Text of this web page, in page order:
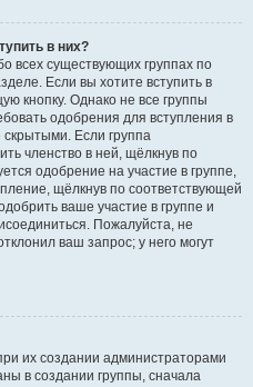
в них?
всех существующих группах по
Если вы хотите вступить в
кнопку. Однако не все группы
одобрения для вступления в
Если группа
членство в ней, щёлкнув по
одобрение на участие в группе,
щёлкнув по соответствующей
ваше участие в группе и
Пожалуйста, не
ваш запрос; у него могут
их создании администраторами
в создании группы, сначала